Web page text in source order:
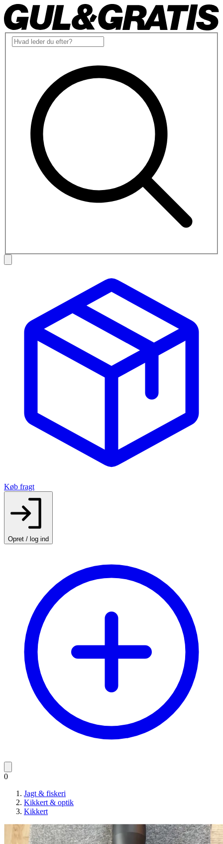
Køb fragt
Opret / log ind
0
Jagt & fiskeri
Kikkert & optik
Kikkert